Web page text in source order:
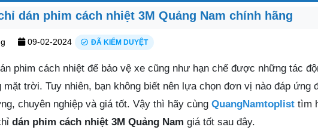
dán phim cách nhiệt 3M Quảng Nam chính hãng
09-02-2024 ĐÃ KIỂM DUYỆT
phim cách nhiệt để bảo vệ xe cũng như hạn chế được những tác
mặt trời. Tuy nhiên, bạn không biết nên lựa chọn đơn vị nào đáp ứng
chuyên nghiệp và giá tốt. Vậy thì hãy cùng QuangNamtoplist tìm
dán phim cách nhiệt 3M Quảng Nam giá tốt sau đây.